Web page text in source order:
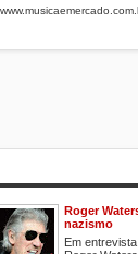
Roger
nazismo
Em